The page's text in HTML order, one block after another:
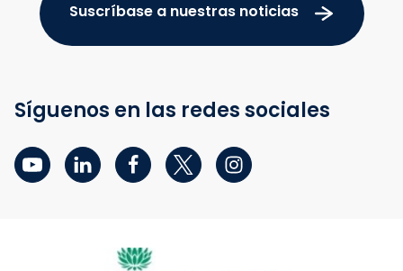
Suscríbase a nuestras noticias
Síguenos en las redes sociales